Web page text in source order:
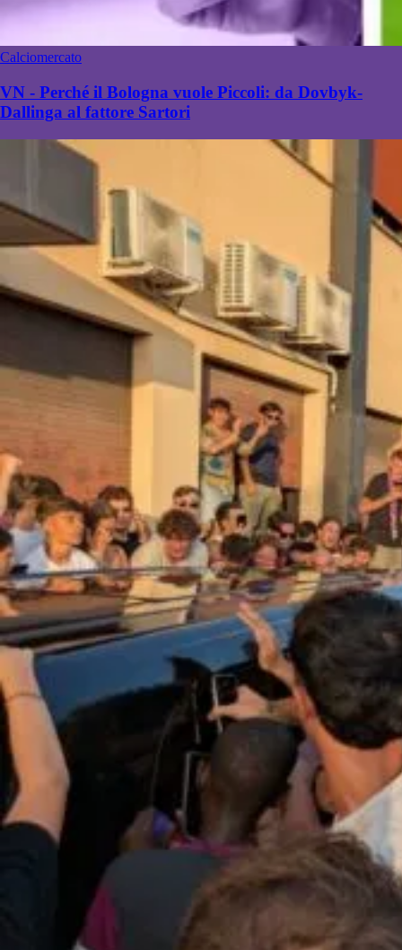
Calciomercato
VN - Perché il Bologna vuole Piccoli: da Dovbyk-
Dallinga al fattore Sartori